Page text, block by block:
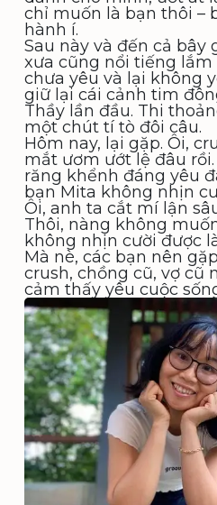
chỉ muốn là bạn thôi –
hành í.
Sau này và đến cả bây
xưa cũng nổi tiếng lắm
chưa yêu và lại không
giữ lại cái cảnh tim
Thầy lần đầu. Thi
một chút tí tò đôi câu.
Hôm nay, lại gặp. Ôi,
mắt ươm ướt lệ đâu
răng khểnh đáng yêu
bạn Mita không nhịn
Ôi, anh ta cắt mí lận
Thôi, nàng không
không nhịn cười được
Mà nè, các bạn nên
crush, chồng cũ, vợ cũ
cảm thấy yêu cuộc